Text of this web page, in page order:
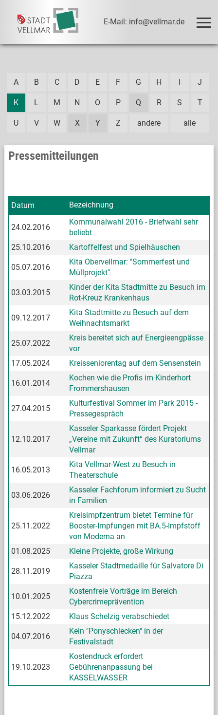
E-Mail: info@vellmar.de
alle
A B C D E F G H I J
K L M N O P Q R S T
U V W X Y Z andere
Pressemitteilungen
Datum Bezeichnung
24.02.2016
Kommunalwahl 2016 - Briefwahl sehr
beliebt
25.10.2016
Kartoffelfest und Spielhäuschen
05.07.2016
Kita Obervellmar: "Sommerfest und
Müllprojekt"
03.03.2015
Kinder der Kita Stadtmitte zu Besuch im
Rot-Kreuz Krankenhaus
09.12.2017
Kita Stadtmitte zu Besuch auf dem
Weihnachtsmarkt
25.07.2022
Kreis bereitet sich auf Energieengpässe
vor
17.05.2024
Kreisseniorentag auf dem Sensenstein
16.01.2014
Kochen wie die Profis im Kinderhort
Frommershausen
27.04.2015
Kulturfestival Sommer im Park 2015 -
Pressegespräch
12.10.2017
Kasseler Sparkasse fördert Projekt
„Vereine mit Zukunft“ des Kuratoriums
Vellmar
16.05.2013
Kita Vellmar-West zu Besuch in
Theaterschule
03.06.2026
Kasseler Fachforum informiert zu Sucht
in Familien
25.11.2022
Kreisimpfzentrum bietet Termine für
Booster-Impfungen mit BA.5-Impfstoff
von Moderna an
01.08.2025
Kleine Projekte, große Wirkung
28.11.2019
Kasseler Stadtmedaille für Salvatore Di
Piazza
10.01.2025
Kostenfreie Vorträge im Bereich
Cybercrimeprävention
15.12.2022
Klaus Schelzig verabschiedet
04.07.2016
Kein "Ponyschlecken" in der
Festivalstadt
19.10.2023
Kostendruck erfordert
Gebührenanpassung bei
KASSELWASSER